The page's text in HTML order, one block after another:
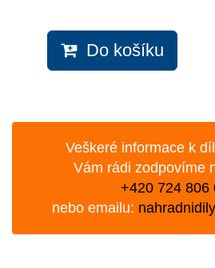
Do košíku
Veškeré informace k
Vám rádi zodpovíme
+420 724 806
nebo emailu: